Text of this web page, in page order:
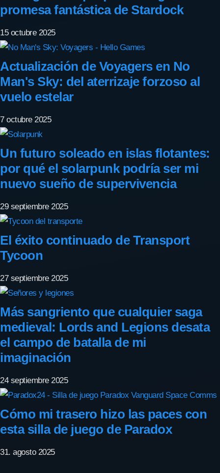
promesa fantástica de Stardock
15 octubre 2025
Actualización de Voyagers en No
Man's Sky: del aterrizaje forzoso al
vuelo estelar
7 octubre 2025
Un futuro soleado en islas flotantes:
por qué el solarpunk podría ser mi
nuevo sueño de supervivencia
29 septiembre 2025
El éxito continuado de Transport
Tycoon
27 septiembre 2025
Más sangriento que cualquier saga
medieval: Lords and Legions desata
el campo de batalla de mi
imaginación
24 septiembre 2025
Cómo mi trasero hizo las paces con
esta silla de juego de Paradox
31. agosto 2025